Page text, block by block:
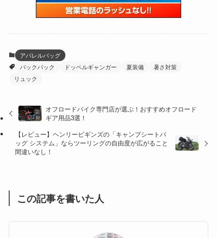
(109)
(5) (5)
(27)
(60)
(38)
(59)
(41)
(47)
(41)
(16)
(4)
(16)
(1)
アパレルバッグ
バックパック
ドッペルギャンガー 夏装備
暑さ対策
リュック
オフロードバイク専門店が選ぶ！おすすめオフロード
ギア用品3選！
【レビュー】ヘンリービギンズの「キャンプシートバ
ッグ システム」ならツーリングの自由度が広がること
間違いなし！
この記事を書いた人